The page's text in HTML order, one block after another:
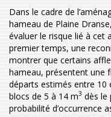
Dans le cadre de
hameau de Plaine
évaluer le risque lié à cet
premier temps, une
montrer que certains
hameau, présentent une
départs estimés entre 10
blocs de 5 à 14 m3 dès le
probabilité d’occurrence